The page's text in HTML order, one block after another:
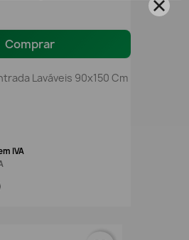
Comprar
Laváveis 90x150 Cm
IVA